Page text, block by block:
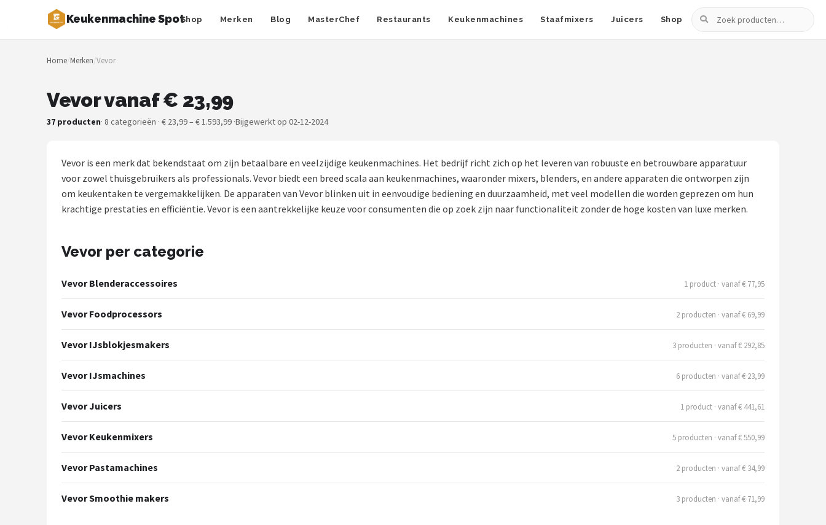
Keukenmachine SpotShop Merken Blog MasterChef Restaurants Keukenmachines Staafmixers Juicers Shop
Zoeken
Zoeken
NAVIGATIE
Merken
MasterChef
Restaurants
POPULAIRE MERKEN
Kenwood
Moulinex
KitchenAid
Magimix
Home/Merken/Vevor
Vevor vanaf € 23,99
37 producten· 8 categorieën · € 23,99 – € 1.593,99 ·Bijgewerkt op 02-12-2024
Vevor is een merk dat bekendstaat om zijn betaalbare en veelzijdige keukenmachines. Het bedrijf richt zich op het leveren van robuuste en betrouwbare apparatuur
voor zowel thuisgebruikers als professionals. Vevor biedt een breed scala aan keukenmachines, waaronder mixers, blenders, en andere apparaten die ontworpen zijn
om keukentaken te vergemakkelijken. De apparaten van Vevor blinken uit in eenvoudige bediening en duurzaamheid, met veel modellen die worden geprezen om hun
krachtige prestaties en efficiëntie. Vevor is een aantrekkelijke keuze voor consumenten die op zoek zijn naar functionaliteit zonder de hoge kosten van luxe merken.
Vevor per categorie
Vevor Blenderaccessoires 1 product · vanaf € 77,95
Vevor Foodprocessors 2 producten · vanaf € 69,99
Vevor IJsblokjesmakers 3 producten · vanaf € 292,85
Vevor IJsmachines 6 producten · vanaf € 23,99
Vevor Juicers 1 product · vanaf € 441,61
Vevor Keukenmixers 5 producten · vanaf € 550,99
Vevor Pastamachines 2 producten · vanaf € 34,99
Vevor Smoothie makers 3 producten · vanaf € 71,99